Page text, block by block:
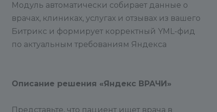
для создания инфоблоков «Клиники», «Врачи»,
«Услуги», «Отзывы» и «Предложения». Нажмите
на них, и модуль автоматически создаст
необходимые инфоблоки с нужными
на вашем сайте уже есть инфоблоки с
Модуль автоматически собирает данные о
врачах, клиниках, услугах и отзывах из вашего
Битрикс и формирует корректный YML-фид
по актуальным требованиям Яндекса
Описание решения «Яндекс ВРАЧИ»
Представьте, что пациент ищет врача в